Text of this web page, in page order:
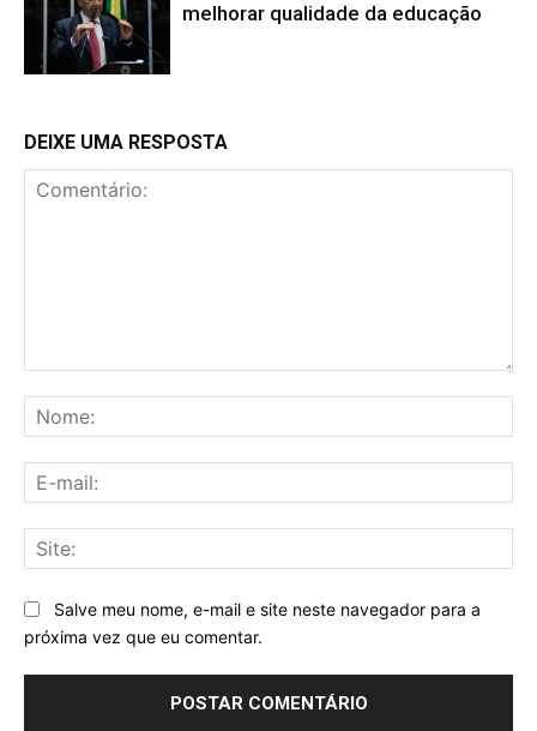
melhorar qualidade da educação
DEIXE UMA RESPOSTA
Salve meu nome, e-mail e site neste navegador para a
próxima vez que eu comentar.